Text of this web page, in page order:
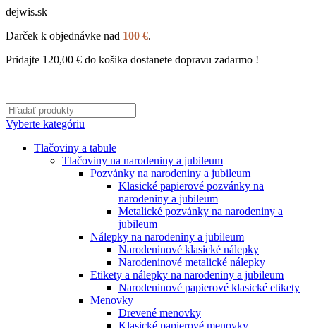
dejwis.sk
Darček k objednávke nad 100 €.
Pridajte 120,00 € do košika dostanete dopravu zadarmo !
Vyberte kategóriu
Tlačoviny a tabule
Tlačoviny na narodeniny a jubileum
Pozvánky na narodeniny a jubileum
Klasické papierové pozvánky na
narodeniny a jubileum
Metalické pozvánky na narodeniny a
jubileum
Nálepky na narodeniny a jubileum
Narodeninové klasické nálepky
Narodeninové metalické nálepky
Etikety a nálepky na narodeniny a jubileum
Narodeninové papierové klasické etikety
Menovky
Drevené menovky
Klasické papierové menovky